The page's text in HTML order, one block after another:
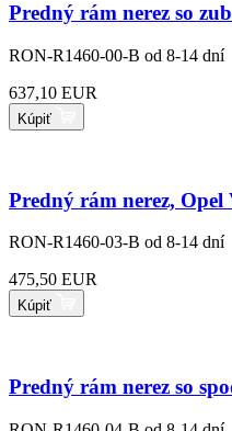
Predný rám nerez so
RON-R1460-00-B od 8-14 dní
637,10 EUR
Kúpiť
Predný rám nerez,
RON-R1460-03-B od 8-14 dní
475,50 EUR
Kúpiť
Predný rám nerez so